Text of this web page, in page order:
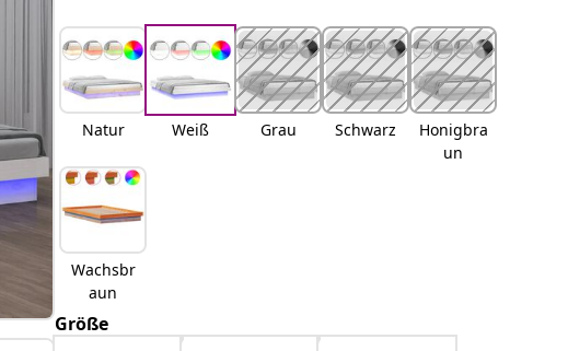
Natur Weiß Grau Schwarz
Honigbra
un
Wachsbr
aun
Größe